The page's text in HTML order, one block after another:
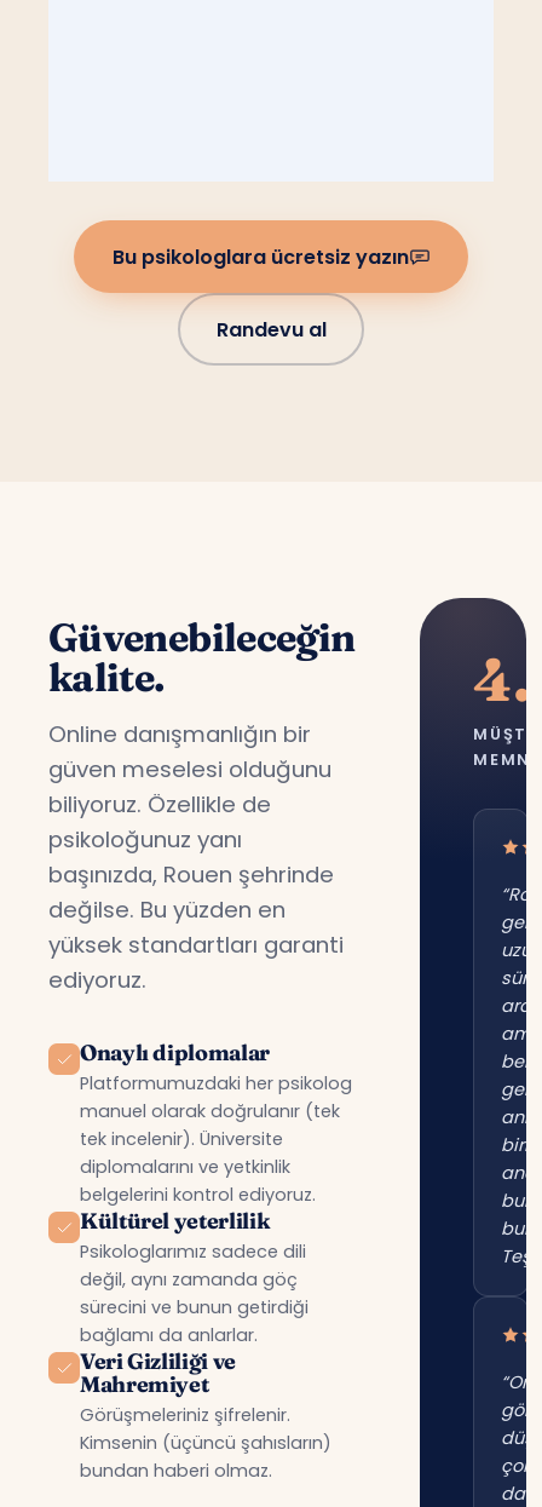
Bu psikologlara ücretsiz yazın
Randevu al
Güvenebileceğin
kalite.
Online danışmanlığın bir
güven meselesi olduğunu
biliyoruz. Özellikle de
psikoloğunuz yanı
başınızda, Rouen şehrinde
değilse. Bu yüzden en
yüksek standartları garanti
ediyoruz.
Onaylı diplomalar
Platformumuzdaki her psikolog
manuel olarak doğrulanır (tek
tek incelenir). Üniversite
diplomalarını ve yetkinlik
belgelerini kontrol ediyoruz.
Kültürel yeterlilik
Psikologlarımız sadece dili
değil, aynı zamanda göç
sürecini ve bunun getirdiği
bağlamı da anlarlar.
Veri Gizliliği ve
Mahremiyet
Görüşmeleriniz şifrelenir.
Kimsenin (üçüncü şahısların)
bundan haberi olmaz.
uzun
süre
beni
çok